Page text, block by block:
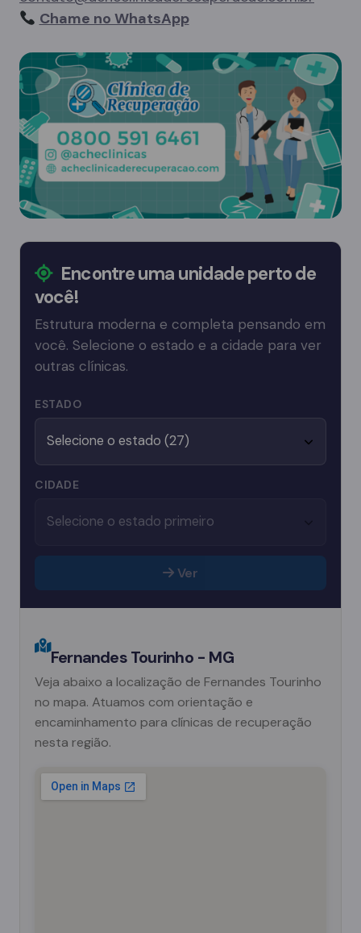
Chame no WhatsApp
Encontre uma unidade perto de
você!
Estrutura moderna e completa pensando em
você. Selecione o estado e a cidade para ver
outras clínicas.
ESTADO
CIDADE
Ver
Fernandes Tourinho - MG
Veja abaixo a localização de Fernandes Tourinho
no mapa. Atuamos com orientação e
encaminhamento para clínicas de recuperação
nesta região.